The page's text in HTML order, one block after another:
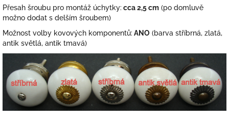
Přesah šroubu pro montáž úchytky: cca 2,5 cm (po domluvě
možno dodat s delším šroubem)
Možnost volby kovových komponentů: ANO (barva stříbrná, zlatá,
antik světlá, antik tmavá)